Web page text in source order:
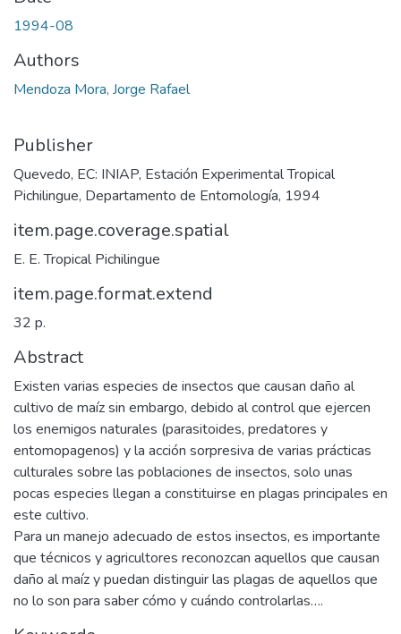
1994-08
Authors
Mendoza Mora, Jorge Rafael
Publisher
Quevedo, EC: INIAP, Estación Experimental Tropical
Pichilingue, Departamento de Entomología, 1994
item.page.coverage.spatial
E. E. Tropical Pichilingue
item.page.format.extend
32 p.
Abstract
Existen varias especies de insectos que causan daño al
cultivo de maíz sin embargo, debido al control que ejercen
los enemigos naturales (parasitoides, predatores y
entomopagenos) y la acción sorpresiva de varias prácticas
culturales sobre las poblaciones de insectos, solo unas
pocas especies llegan a constituirse en plagas principales en
este cultivo.
Para un manejo adecuado de estos insectos, es importante
que técnicos y agricultores reconozcan aquellos que causan
daño al maíz y puedan distinguir las plagas de aquellos que
no lo son para saber cómo y cuándo controlarlas….